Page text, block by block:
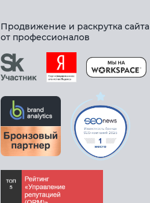
Продвижение и раскрутка сайта
от профессионалов